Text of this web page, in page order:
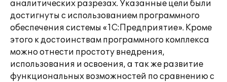
аналитических разрезах. Указанные цели были
достигнуты с использованием программного
обеспечения системы «1С:Предприятие». Кроме
этого к достоинствам программного комплекса
можно отнести простоту внедрения,
использования и освоения, а так же развитие
функциональных возможностей по сравнению с